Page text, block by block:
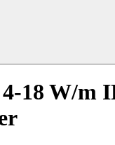
18 W/m